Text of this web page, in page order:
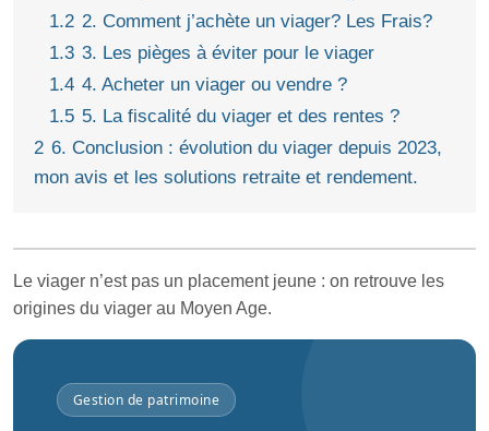
1.2 2. Comment j’achète un viager? Les Frais?
1.3 3. Les pièges à éviter pour le viager
1.4 4. Acheter un viager ou vendre ?
1.5 5. La fiscalité du viager et des rentes ?
2 6. Conclusion : évolution du viager depuis 2023,
mon avis et les solutions retraite et rendement.
Le viager n’est pas un placement jeune : on retrouve les
origines du viager au Moyen Age.
Gestion de patrimoine